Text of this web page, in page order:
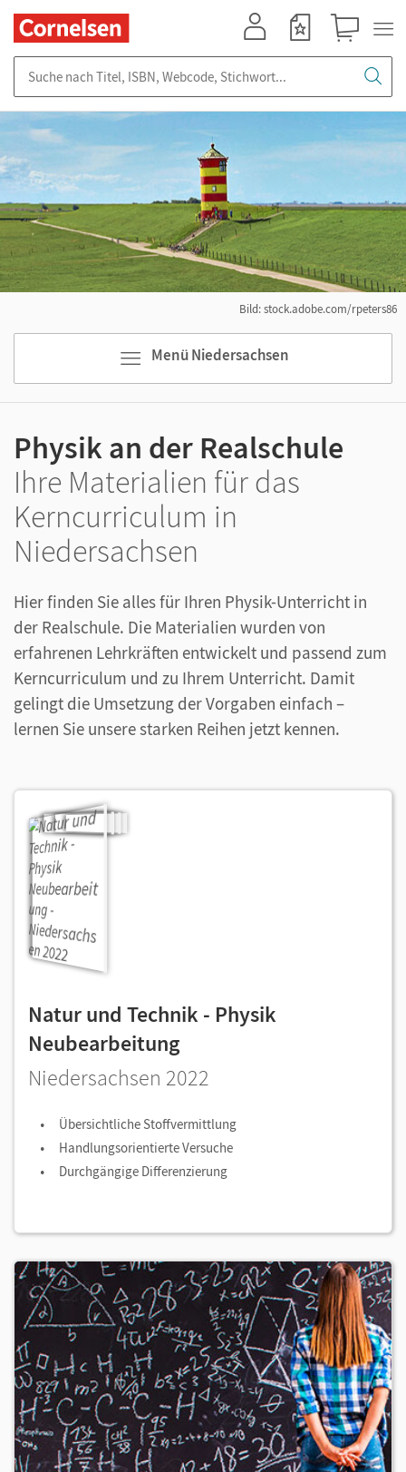
Menü Niedersachsen
Bild: stock.adobe.com/rpeters86
Physik an der Realschule
Ihre Materialien für das
Kerncurriculum in
Niedersachsen
Hier finden Sie alles für Ihren Physik-Unterricht in
der Realschule. Die Materialien wurden von
erfahrenen Lehrkräften entwickelt und passend zum
Kerncurriculum und zu Ihrem Unterricht. Damit
gelingt die Umsetzung der Vorgaben einfach –
lernen Sie unsere starken Reihen jetzt kennen.
Natur und Technik - Physik
Neubearbeitung
Niedersachsen 2022
Übersichtliche Stoffvermittlung
Handlungsorientierte Versuche
Durchgängige Differenzierung